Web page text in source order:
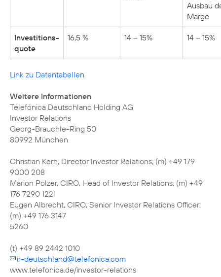
Ausbau
Marge
Investitions­
quote
16,5 % 14 – 15% 14 – 15%
Link zu Datentabellen
Weitere Informationen
Telefónica Deutschland Holding AG
Investor Relations
Georg-Brauchle-Ring 50
80992 München
Christian Kern, Director Investor Relations; (m) +49 179
9000 208
Marion Polzer, CIRO, Head of Investor Relations; (m) +49
176 7290 1221
Eugen Albrecht, CIRO, Senior Investor Relations Officer;
(m) +49 176 3147
5260
ir-deutschland@telefonica.com
www.telefonica.de/investor-relations